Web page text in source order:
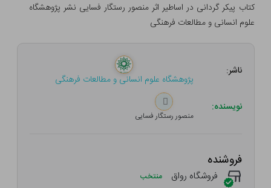
کتاب پیکر گردانی در اساطیر اثر منصور رستگار فسایی نشر پژوهشگاه
علوم انسانی و مطالعات فرهنگی
ناشر:
پژوهشگاه علوم انسانی و مطالعات فرهنگی
نویسنده:
منصور رستگار فسایی
فروشنده
فروشگاه رواق منتخب